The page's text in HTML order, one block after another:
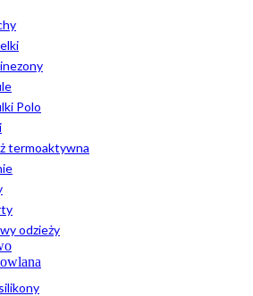
Polo
termoaktywna
odzieży